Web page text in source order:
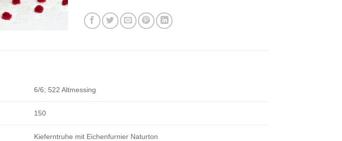
6/6; 522 Altmessing
150
Kieferntruhe mit Eichenfurnier Naturton